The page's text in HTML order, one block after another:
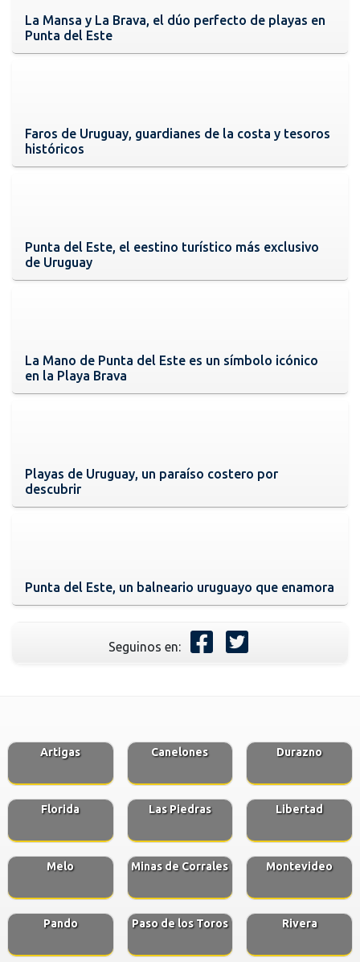
La Mansa y La Brava, el dúo perfecto de playas en
Punta del Este
Faros de Uruguay, guardianes de la costa y tesoros
históricos
Punta del Este, el eestino turístico más exclusivo
de Uruguay
La Mano de Punta del Este es un símbolo icónico
en la Playa Brava
Playas de Uruguay, un paraíso costero por
descubrir
Punta del Este, un balneario uruguayo que enamora
Seguinos en:
Artigas Canelones Durazno
Florida Las Piedras Libertad
Melo Minas de Corrales Montevideo
Pando Paso de los Toros Rivera